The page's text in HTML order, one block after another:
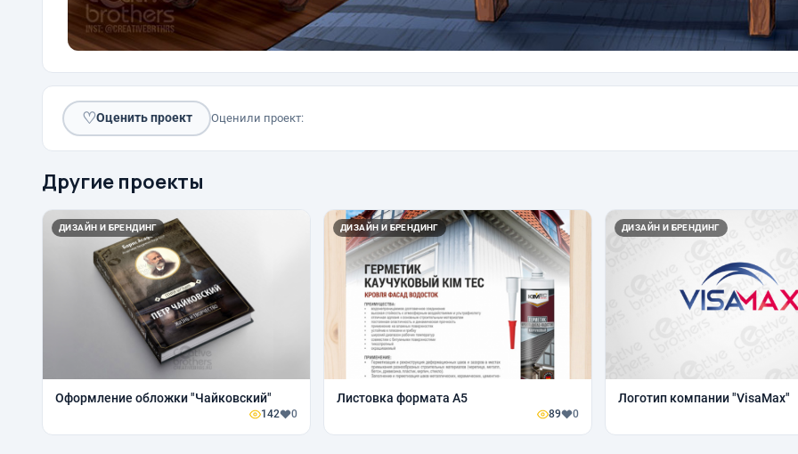
♡Оценить проект Оценили проект:
Другие проекты
ДИЗАЙН И БРЕНДИНГ
Оформление обложки "Чайковский"
142 0
ДИЗАЙН И БРЕНДИНГ
Листовка формата А5
89 0
ДИЗАЙН И БРЕНДИНГ
Логотип компании "VisaMax"